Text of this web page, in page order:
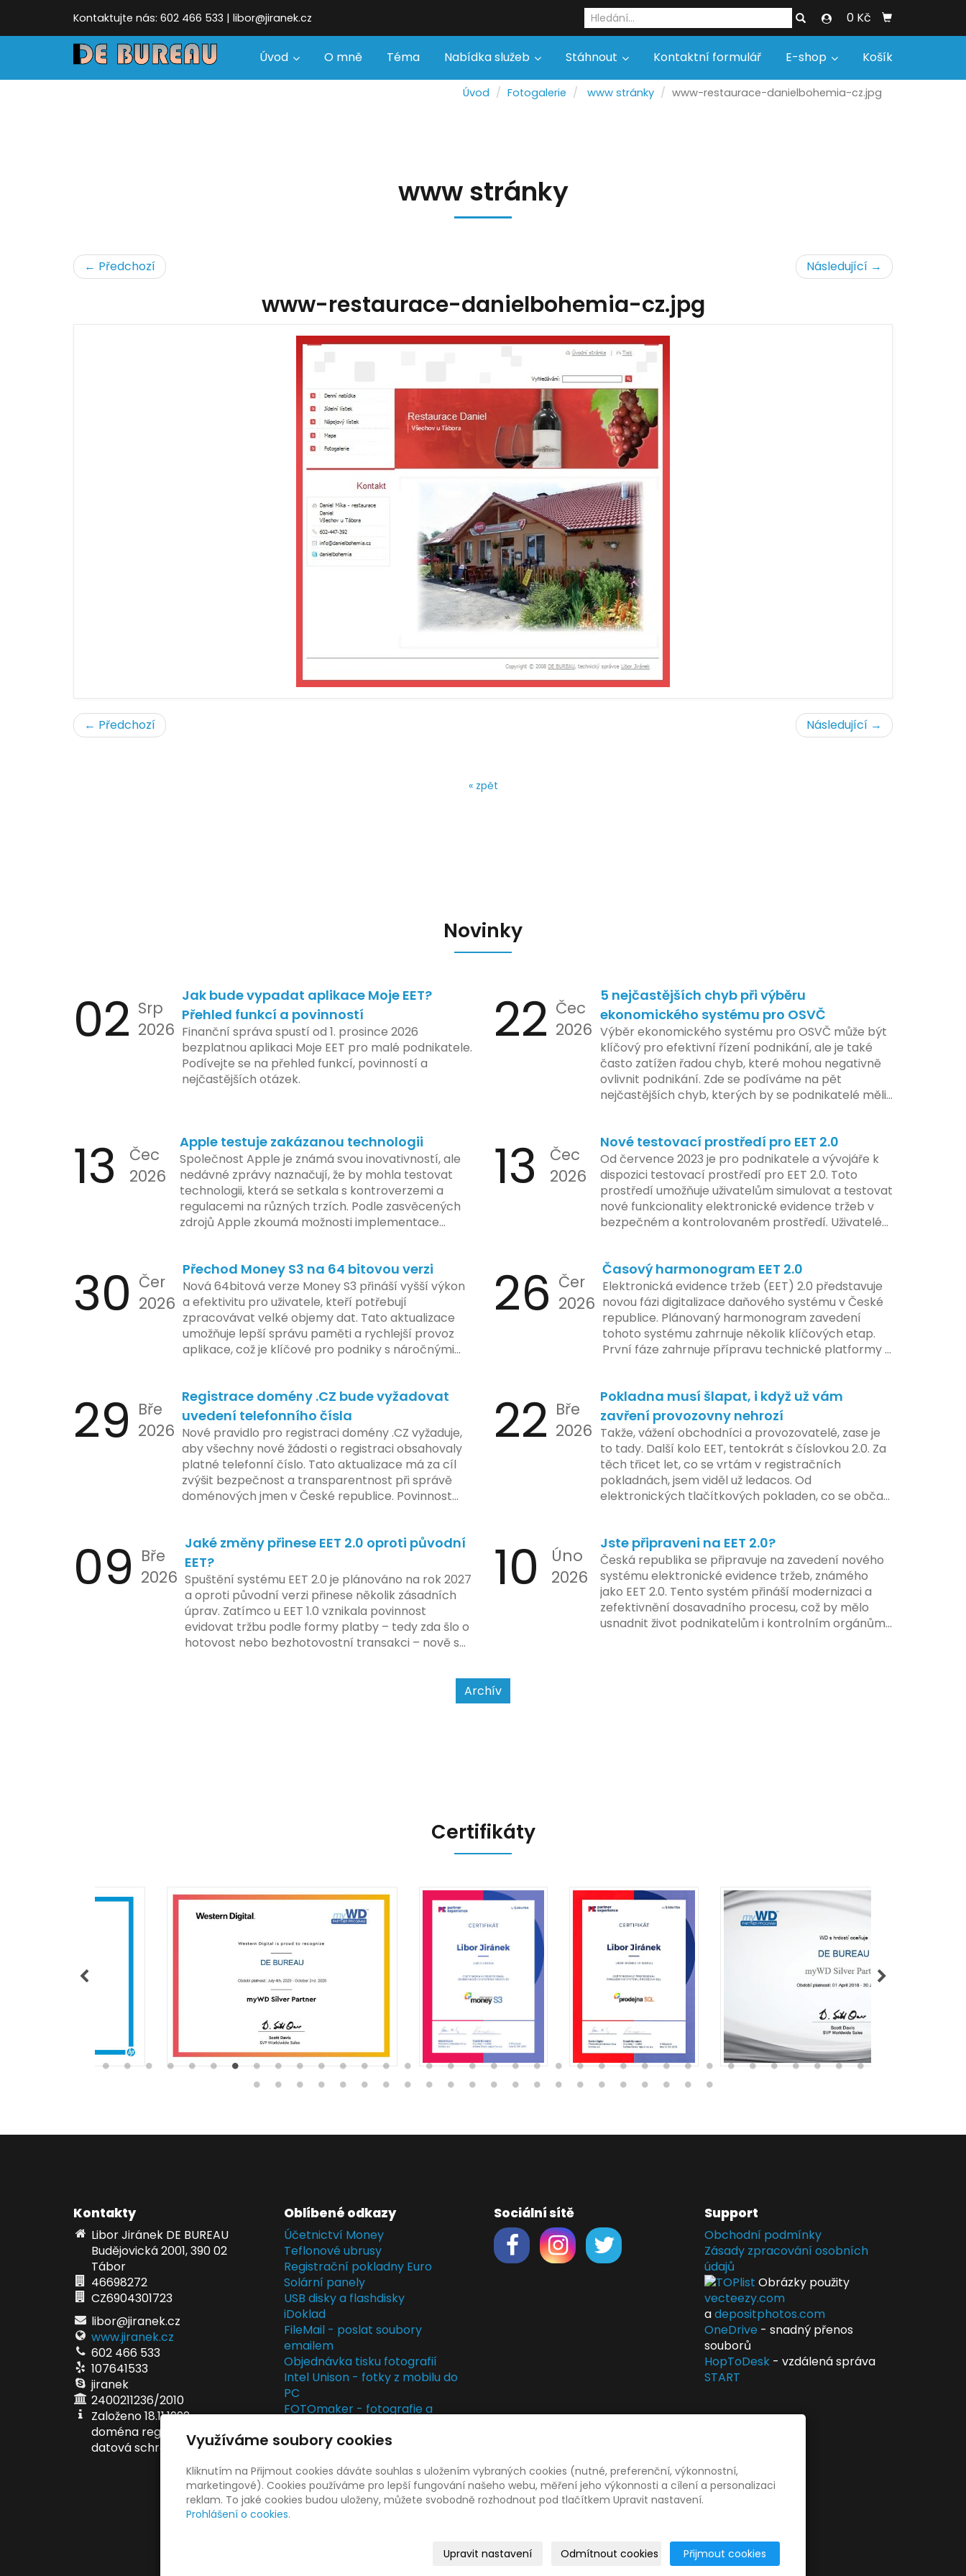
Kontaktujte nás: 602 466 533 | libor@jiranek.cz 0 Kč
Úvod O mně Téma Nabídka služeb Stáhnout Kontaktní formulář E-shop Košík
Úvod Fotogalerie www stránky www-restaurace-danielbohemia-cz.jpg
www stránky
← Předchozí Následující →
www-restaurace-danielbohemia-cz.jpg
← Předchozí Následující →
« zpět
Novinky
02 Srp
2026
Jak bude vypadat aplikace Moje EET?
Přehled funkcí a povinností
Finanční správa spustí od 1. prosince 2026
bezplatnou aplikaci Moje EET pro malé podnikatele.
Podívejte se na přehled funkcí, povinností a
nejčastějších otázek.
22 Čec
2026
5 nejčastějších chyb při výběru
ekonomického systému pro OSVČ
Výběr ekonomického systému pro OSVČ může být
klíčový pro efektivní řízení podnikání, ale je také
často zatížen řadou chyb, které mohou negativně
ovlivnit podnikání. Zde se podíváme na pět
nejčastějších chyb, kterých by se podnikatelé měli
13
Čec
2026
Apple testuje zakázanou technologii
Společnost Apple je známá svou inovativností, ale
nedávné zprávy naznačují, že by mohla testovat
technologii, která se setkala s kontroverzemi a
regulacemi na různých trzích. Podle zasvěcených
zdrojů Apple zkoumá možnosti implementace
se zaměřuje na pokročilé sledování uživatelských
aktivit, což vyvolalo obavy ohledně soukromí a
ochrany dat uživatelů. Zatímco Apple tvrdí, že
veškeré jejich inovace kladou důraz na bezpečnost
a ochranu spotřebitelů, regulační orgány různých
zemí jsou na pozoru a sledují vývoj celého případu
časové ose zavedení této technologie.
13
Čec
2026
Nové testovací prostředí pro EET 2.0
Od července 2023 je pro podnikatele a vývojáře k
dispozici testovací prostředí pro EET 2.0. Toto
prostředí umožňuje uživatelům simulovat a testovat
nové funkcionality elektronické evidence tržeb v
bezpečném a kontrolovaném prostředí. Uživatelé
zavedení nového systému.
30 Čer
2026
Přechod Money S3 na 64 bitovou verzi
Nová 64bitová verze Money S3 přináší vyšší výkon
a efektivitu pro uživatele, kteří potřebují
zpracovávat velké objemy dat. Tato aktualizace
umožňuje lepší správu paměti a rychlejší provoz
aplikace, což je klíčové pro podniky s náročnými
26 Čer
2026
Časový harmonogram EET 2.0
Elektronická evidence tržeb (EET) 2.0 představuje
novou fázi digitalizace daňového systému v České
republice. Plánovaný harmonogram zavedení
tohoto systému zahrnuje několik klíčových etap.
První fáze zahrnuje přípravu technické platformy a
umožní adaptaci systémů a rozšíření podpory pro
podnikatele, přičemž všechny potřebné
technologie by měly být dostupné k testování v
rámci pilotního programu. Druhá fáze, plánovaná
na první pololetí následujícího roku, je zaměřena
na školení a edukaci uživatelů, včetně přípravy
materiálů a školení pro zaměstnavatele a účetní
firmy. V této fázi dojde také k oficiálnímu spuštění
konečná fáze plánovaná na druhé pololetí roku
2024 zahrnuje kompletní integraci systému EET 2.0
do praxe, s povinností prodejců zapojit se do
nového systému, včetně zvýšeného dohledu nad
dodržováním pravidel.
29 Bře
2026
Registrace domény .CZ bude vyžadovat
uvedení telefonního čísla
Nové pravidlo pro registraci domény .CZ vyžaduje,
aby všechny nové žádosti o registraci obsahovaly
platné telefonní číslo. Tato aktualizace má za cíl
zvýšit bezpečnost a transparentnost při správě
doménových jmen v České republice. Povinnost
stávající majitele domén při aktualizaci jejich údajů.
22 Bře
2026
Pokladna musí šlapat, i když už vám
zavření provozovny nehrozí
Takže, vážení obchodníci a provozovatelé, zase je
to tady. Další kolo EET, tentokrát s číslovkou 2.0. Za
těch třicet let, co se vrtám v registračních
pokladnách, jsem viděl už ledacos. Od
elektronických tlačítkových pokladen, co se občas
legislativa se mění, ale základní pravidlo zůstává –
pokladna musí šlapat jako hodinky. Jinak jsou
problémy.
09 Bře
2026
Jaké změny přinese EET 2.0 oproti původní
EET?
Spuštění systému EET 2.0 je plánováno na rok 2027
a oproti původní verzi přinese několik zásadních
úprav. Zatímco u EET 1.0 vznikala povinnost
evidovat tržbu podle formy platby – tedy zda šlo o
hotovost nebo bezhotovostní transakci – nově se
10
Úno
2026
Jste připraveni na EET 2.0?
Česká republika se připravuje na zavedení nového
systému elektronické evidence tržeb, známého
jako EET 2.0. Tento systém přináší modernizaci a
zefektivnění dosavadního procesu, což by mělo
usnadnit život podnikatelům i kontrolním orgánům.
Archív
Certifikáty
Kontakty
Libor Jiránek DE BUREAU
Budějovická 2001, 390 02
Tábor
46698272
CZ6904301723
libor@jiranek.cz
www.jiranek.cz
602 466 533
107641533
jiranek
2400211236/2010
Založeno 18.11.1992
doména registrována 5.6.1998
datová schránka ei6ae6v
Oblíbené odkazy
Účetnictví Money
Teflonové ubrusy
Registrační pokladny Euro
Solární panely
USB disky a flashdisky
iDoklad
FileMail - poslat soubory
emailem
Objednávka tisku fotografií
Intel Unison - fotky z mobilu do
PC
FOTOmaker - fotografie a
EET pokladny
Sociální sítě Support
Obchodní podmínky
Zásady zpracování osobních
údajů
Obrázky použity
vecteezy.com
adepositphotos.com
OneDrive - snadný přenos
souborů
HopToDesk- vzdálená správa
START
Využíváme soubory cookies
Kliknutím na Přijmout cookies dáváte souhlas s uložením vybraných cookies (nutné, preferenční, výkonnostní,
marketingové). Cookies používáme pro lepší fungování našeho webu, měření jeho výkonnosti a cílení a personalizaci
reklam. To jaké cookies budou uloženy, můžete svobodně rozhodnout pod tlačítkem Upravit nastavení.
Prohlášení o cookies.
Upravit nastavení Odmítnout cookies Přijmout cookies